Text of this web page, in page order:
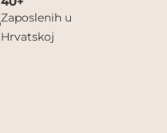
Zaposlenih u
Hrvatskoj